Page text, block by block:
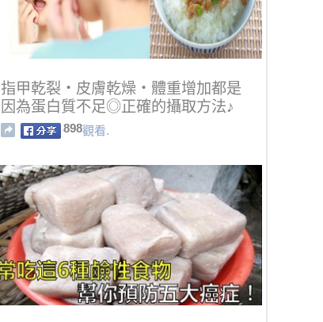
指甲乾裂・皮膚乾燥・體重增加都是
因為蛋白質不足◎正確的攝取方法♪
898觀看.